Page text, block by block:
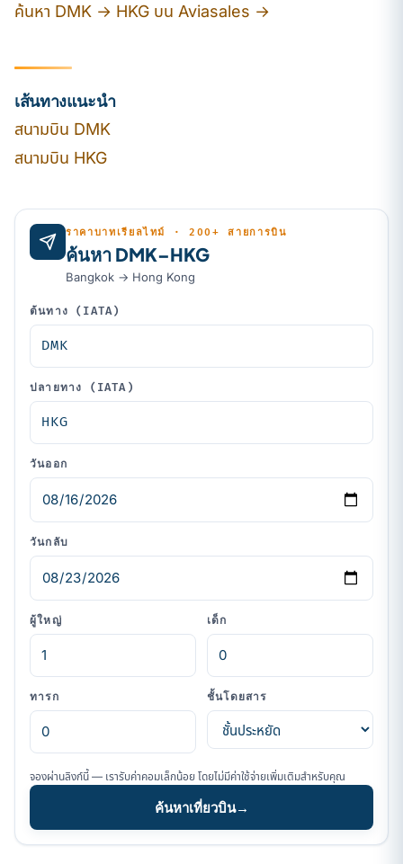
ค้นหา DMK → HKG บน Aviasales →
เส้นทางแนะนำ
สนามบิน DMK
สนามบิน HKG
ราคาบาทเรียลไทม์ · 200+ สายการบิน
ค้นหา DMK–HKG
Bangkok → Hong Kong
ต้นทาง (IATA)
ปลายทาง (IATA)
วันออก
วันกลับ
ผู้ใหญ่ เด็ก
ทารก ชั้นโดยสาร
จองผ่านลิงก์นี้ — เรารับค่าคอมเล็กน้อย โดยไม่มีค่าใช้จ่ายเพิ่มเติมสำหรับคุณ
ค้นหาเที่ยวบิน→